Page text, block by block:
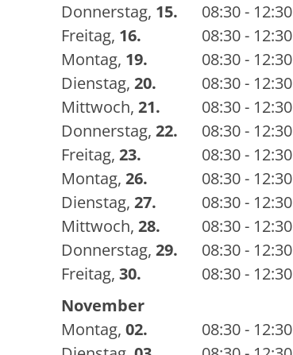
Donnerstag, 15.
08:30 - 12:30
Freitag, 16.
08:30 - 12:30
Montag, 19.
08:30 - 12:30
Dienstag, 20.
08:30 - 12:30
Mittwoch, 21.
08:30 - 12:30
Donnerstag, 22.
08:30 - 12:30
Freitag, 23.
08:30 - 12:30
Montag, 26.
08:30 - 12:30
Dienstag, 27.
08:30 - 12:30
Mittwoch, 28.
08:30 - 12:30
Donnerstag, 29.
08:30 - 12:30
Freitag, 30.
08:30 - 12:30
November
Montag, 02.
08:30 - 12:30